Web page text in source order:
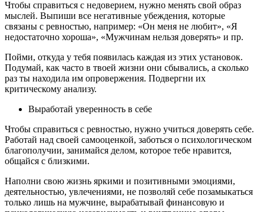
Чтобы справиться с недоверием, нужно менять свой образ
мыслей. Выпиши все негативные убеждения, которые
связаны с ревностью, например: «Он меня не любит», «Я
недостаточно хороша», «Мужчинам нельзя доверять» и пр.
Пойми, откуда у тебя появилась каждая из этих установок.
Подумай, как часто в твоей жизни они сбывались, а сколько
раз ты находила им опровержения. Подвергни их
критическому анализу.
Выработай уверенность в себе
Чтобы справиться с ревностью, нужно учиться доверять себе.
Работай над своей самооценкой, заботься о психологическом
благополучии, занимайся делом, которое тебе нравится,
общайся с близкими.
Наполни свою жизнь яркими и позитивными эмоциями,
деятельностью, увлечениями, не позволяй себе позамыкаться
только лишь на мужчине, вырабатывай финансовую и